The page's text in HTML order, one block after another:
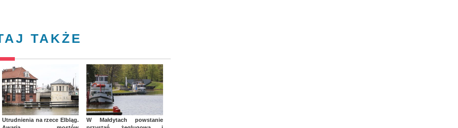
TAKŻE
Utrudnienia na rzece Elbląg.
W Małdytach powstanie